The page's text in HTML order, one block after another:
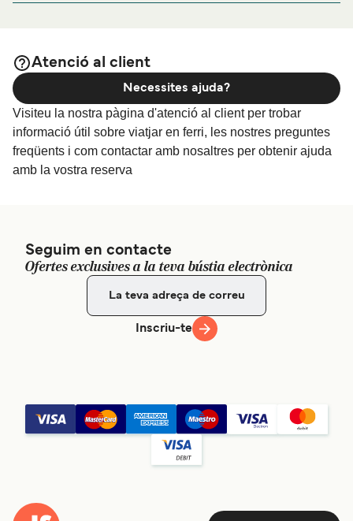
pàgina de
Allotjament a Souvala (Aegina)
preus en allotjament i una de les seleccions més àmplies
a internet.
Atenció al client
Visiteu la nostra pàgina d'atenció al client per trobar
informació útil sobre viatjar en ferri, les nostres preguntes
freqüents i com contactar amb nosaltres per obtenir ajuda
amb la vostra reserva
Necessites ajuda?
Seguim en contacte
Ofertes exclusives a la teva bústia electrònica
Inscriu-te